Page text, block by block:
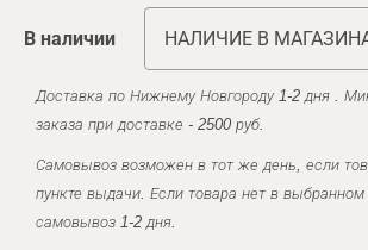
В наличии НАЛИЧИЕ В
Доставка по Нижнему Новгороду 1-2 дня .
заказа при доставке - 2500 руб.
Самовывоз возможен в тот же день, если
пункте выдачи. Если товара нет в
самовывоз 1-2 дня.